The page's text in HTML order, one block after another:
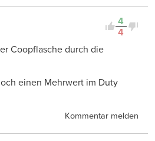
4
4
Coopflasche durch die
einen Mehrwert im Duty
Kommentar melden